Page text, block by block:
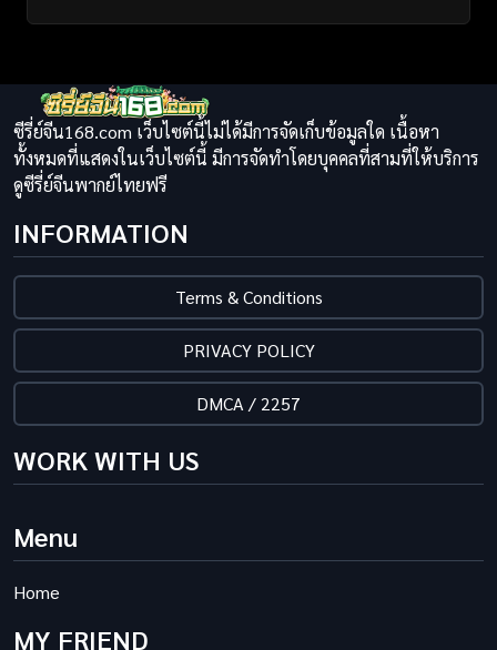
ซีรี่ย์จีน168.com เว็บไซต์นี้ไม่ได้มีการจัดเก็บข้อมูลใด เนื้อหา
ทั้งหมดที่แสดงในเว็บไซต์นี้ มีการจัดทำโดยบุคคลที่สามที่ให้บริการ
ดูซีรี่ย์จีนพากย์ไทยฟรี
INFORMATION
Terms & Conditions
PRIVACY POLICY
DMCA / 2257
WORK WITH US
Menu
Home
MY FRIEND